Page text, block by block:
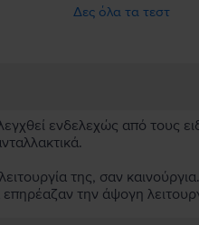
Δες όλα τα τεστ
ενδελεχώς από τους
της, σαν
την άψογη